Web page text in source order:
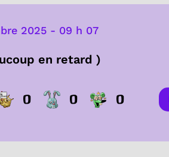
2025 - 09 h 07
en retard )
0 0 0